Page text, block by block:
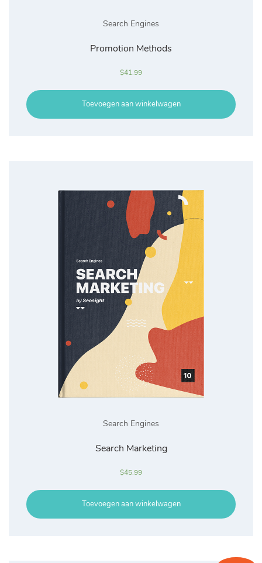
Search Engines
Promotion Methods
$41.99
Toevoegen aan winkelwagen
Search Engines
Search Marketing
$45.99
Toevoegen aan winkelwagen